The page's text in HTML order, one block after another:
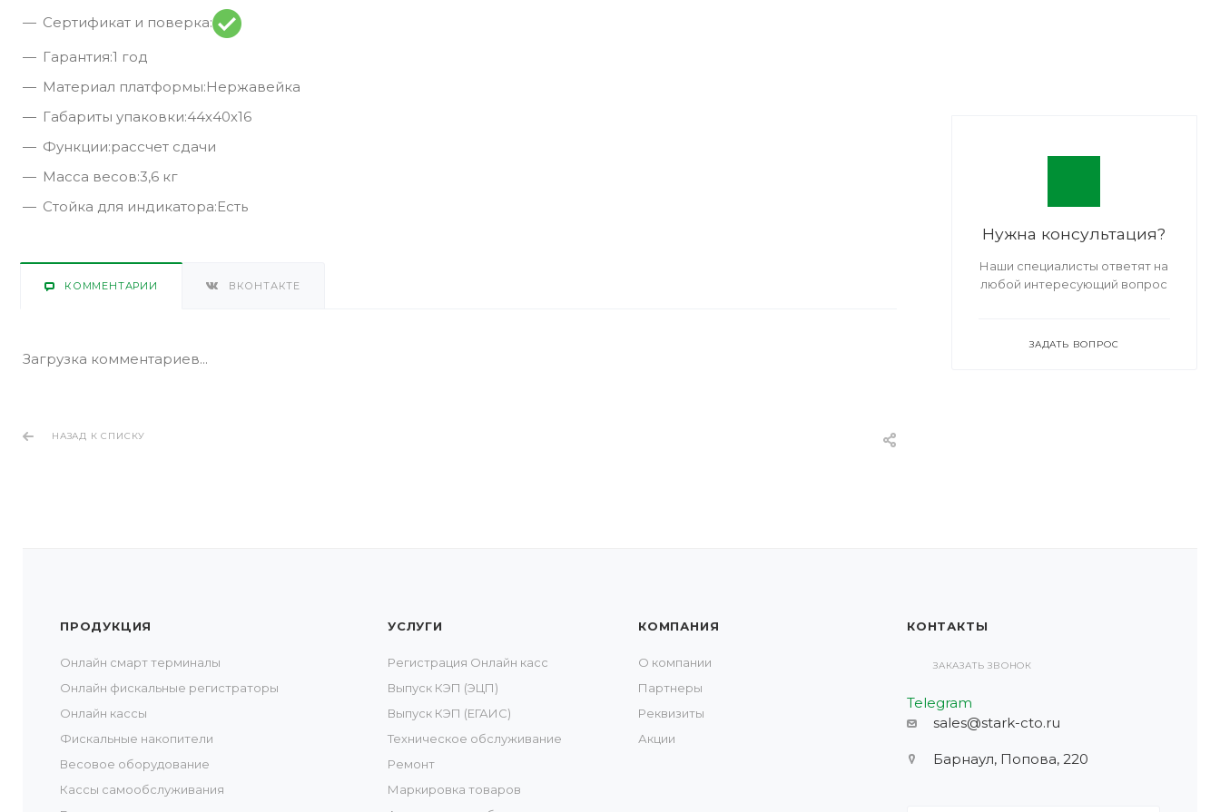
Нужна консультация?
Наши специалисты ответят на
любой интересующий вопрос
ЗАДАТЬ ВОПРОС
Сертификат и поверка:
Гарантия:1 год
Материал платформы:Нержавейка
Габариты упаковки:44х40х16
Функции:рассчет сдачи
Масса весов:3,6 кг
Стойка для индикатора:Есть
КОММЕНТАРИИ ВКОНТАКТЕ
Загрузка комментариев...
НАЗАД К СПИСКУ
ПРОДУКЦИЯ
Онлайн смарт терминалы
Онлайн фискальные регистраторы
Онлайн кассы
Фискальные накопители
Весовое оборудование
Кассы самообслуживания
УСЛУГИ
Регистрация Онлайн касс
Выпуск КЭП (ЭЦП)
Выпуск КЭП (ЕГАИС)
Техническое обслуживание
Ремонт
Маркировка товаров
КОМПАНИЯ
О компании
Партнеры
Реквизиты
Акции
КОНТАКТЫ
ЗАКАЗАТЬ ЗВОНОК
Telegram
sales@stark-cto.ru
Барнаул, Попова, 220